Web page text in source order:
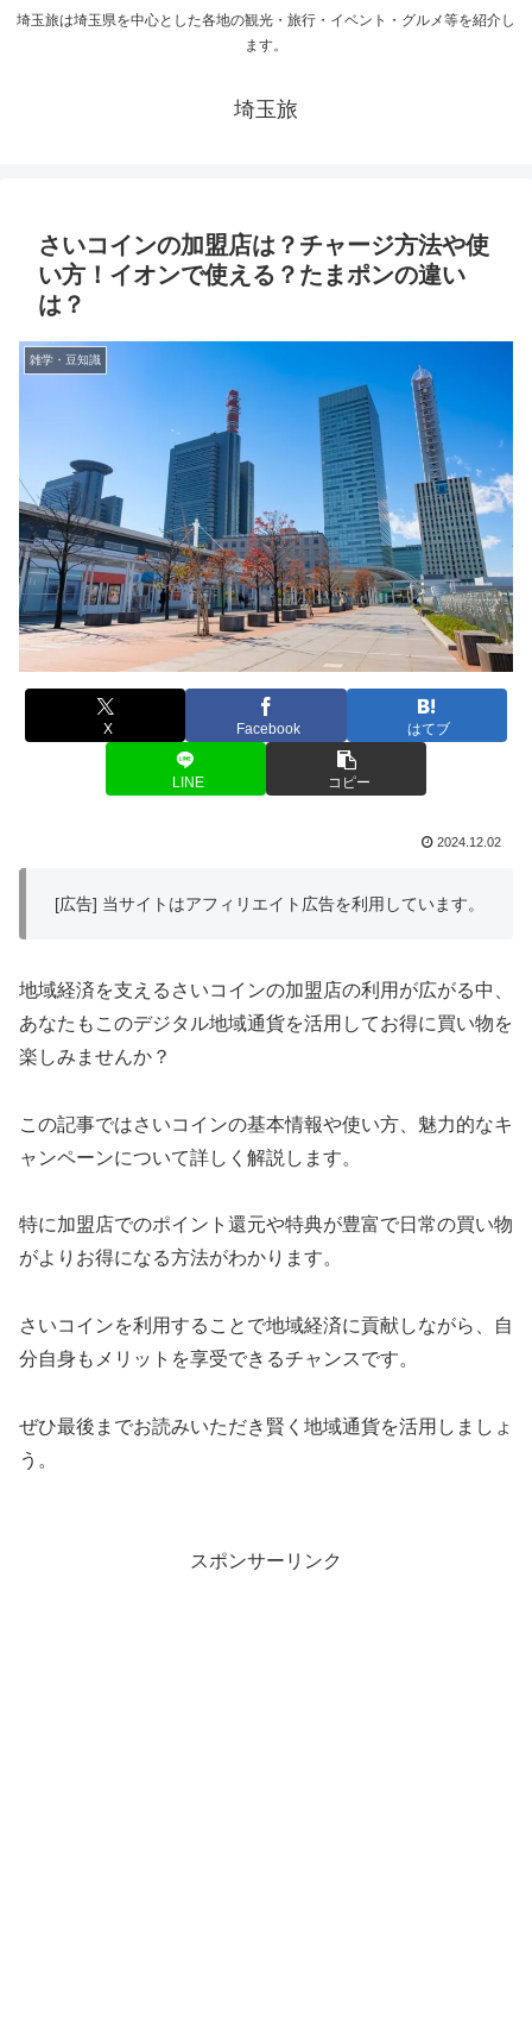
埼玉旅は埼玉県を中心とした各地の観光・旅行・イベント・グルメ等を紹介し
ます。
埼玉旅
さいコインの加盟店は？チャージ方法や使
い方！イオンで使える？たまポンの違い
は？
雑学・豆知識
X Facebook はてブ
LINE コピー
2024.12.02
[広告] 当サイトはアフィリエイト広告を利用しています。
地域経済を支えるさいコインの加盟店の利用が広がる中、
あなたもこのデジタル地域通貨を活用してお得に買い物を
楽しみませんか？
この記事ではさいコインの基本情報や使い方、魅力的なキ
ャンペーンについて詳しく解説します。
特に加盟店でのポイント還元や特典が豊富で日常の買い物
がよりお得になる方法がわかります。
さいコインを利用することで地域経済に貢献しながら、自
分自身もメリットを享受できるチャンスです。
ぜひ最後までお読みいただき賢く地域通貨を活用しましょ
う。
スポンサーリンク